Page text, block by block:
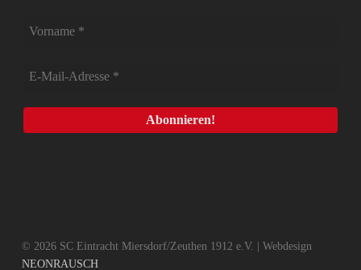
© 2026 SC Eintracht Miersdorf/Zeuthen 1912 e.V. | Webdesign
NEONRAUSCH